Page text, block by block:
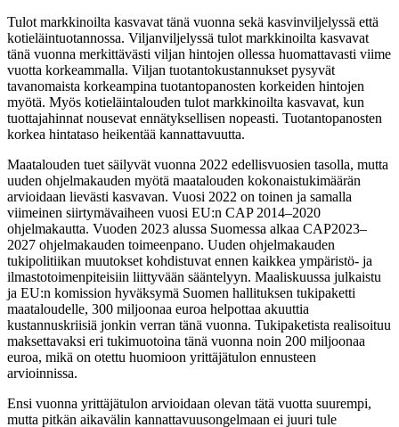
Tulot markkinoilta kasvavat tänä vuonna sekä kasvinviljelyssä että
kotieläintuotannossa. Viljanviljelyssä tulot markkinoilta kasvavat
tänä vuonna merkittävästi viljan hintojen ollessa huomattavasti viime
vuotta korkeammalla. Viljan tuotantokustannukset pysyvät
tavanomaista korkeampina tuotantopanosten korkeiden hintojen
myötä. Myös kotieläintalouden tulot markkinoilta kasvavat, kun
tuottajahinnat nousevat ennätyksellisen nopeasti. Tuotantopanosten
korkea hintataso heikentää kannattavuutta.
Maatalouden tuet säilyvät vuonna 2022 edellisvuosien tasolla, mutta
uuden ohjelmakauden myötä maatalouden kokonaistukimäärän
arvioidaan lievästi kasvavan. Vuosi 2022 on toinen ja samalla
viimeinen siirtymävaiheen vuosi EU:n CAP 2014–2020
ohjelmakautta. Vuoden 2023 alussa Suomessa alkaa CAP2023–
2027 ohjelmakauden toimeenpano. Uuden ohjelmakauden
tukipolitiikan muutokset kohdistuvat ennen kaikkea ympäristö- ja
ilmastotoimenpiteisiin liittyvään sääntelyyn. Maaliskuussa julkaistu
ja EU:n komission hyväksymä Suomen hallituksen tukipaketti
maataloudelle, 300 miljoonaa euroa helpottaa akuuttia
kustannuskriisiä jonkin verran tänä vuonna. Tukipaketista realisoituu
maksettavaksi eri tukimuotoina tänä vuonna noin 200 miljoonaa
euroa, mikä on otettu huomioon yrittäjätulon ennusteen
arvioinnissa.
Ensi vuonna yrittäjätulon arvioidaan olevan tätä vuotta suurempi,
mutta pitkän aikavälin kannattavuusongelmaan ei juuri tule